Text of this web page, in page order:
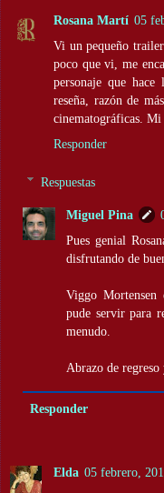
Rosana Martí 05
Vi un pequeño
poco que vi, me
personaje que
reseña, razón de
cinematográficas. Mi
Responder
Respuestas
Miguel Pina
Pues genial
disfrutando de
Viggo
pude servir para
menudo.
Abrazo de
Responder
Elda 05 febrero,